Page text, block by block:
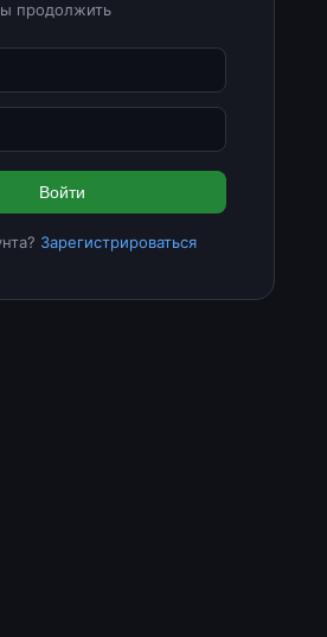
продолжить
Войти
Зарегистрироваться